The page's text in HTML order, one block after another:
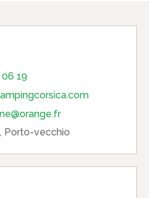
19
Porto-vecchio